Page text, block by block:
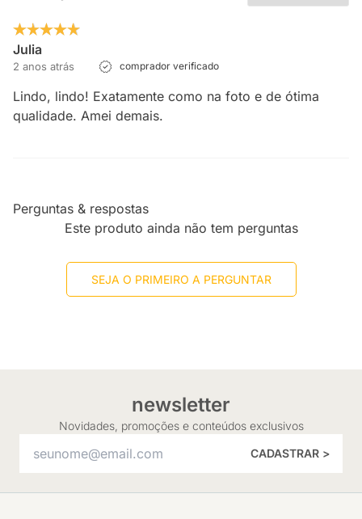
Julia
2 anos atrás comprador verificado
Lindo, lindo! Exatamente como na foto e de ótima
qualidade. Amei demais.
Perguntas & respostas
Este produto ainda não tem perguntas
SEJA O PRIMEIRO A PERGUNTAR
newsletter
Novidades, promoções e conteúdos exclusivos
CADASTRAR >